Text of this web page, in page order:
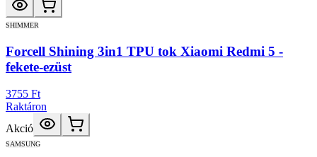
SHIMMER
Forcell Shining 3in1 TPU tok Xiaomi Redmi 5 -
fekete-ezüst
3755 Ft
Raktáron
Akció
SAMSUNG